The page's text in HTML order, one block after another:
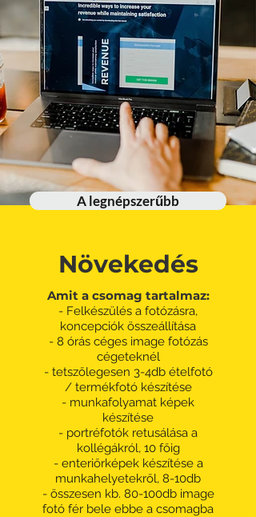
A legnépszerűbb
Növekedés
Amit a csomag tartalmaz:
- Felkészülés a fotózásra,
koncepciók összeállítása
- 8 órás céges image fotózás
cégeteknél
- tetszőlegesen 3-4db ételfotó
/ termékfotó készítése
- munkafolyamat képek
készítése
- portréfotók retusálása a
kollégákról, 10 főig
- enteriőrképek készítése a
munkahelyetekről, 8-10db
- összesen kb. 80-100db image
fotó fér bele ebbe a csomagba